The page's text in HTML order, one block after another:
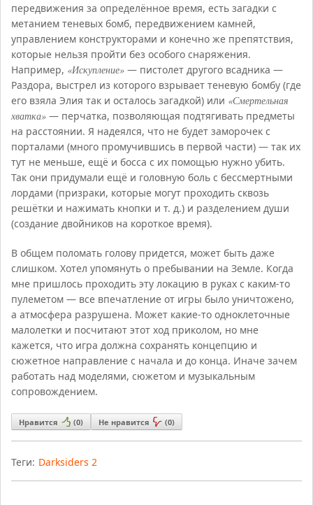
передвижения за определённое время, есть загадки с
метанием теневых бомб, передвижением камней,
управлением конструкторами и конечно же препятствия,
которые нельзя пройти без особого снаряжения.
Например, «Искупление» — пистолет другого всадника —
Раздора, выстрел из которого взрывает теневую бомбу (где
его взяла Элия так и осталось загадкой) или «Смертельная
хватка» — перчатка, позволяющая подтягивать предметы
на расстоянии. Я надеялся, что не будет заморочек с
порталами (много промучившись в первой части) — так их
тут не меньше, ещё и босса с их помощью нужно убить.
Так они придумали ещё и головную боль с бессмертными
лордами (призраки, которые могут проходить сквозь
решётки и нажимать кнопки и т. д.) и разделением души
(создание двойников на короткое время).
В общем поломать голову придется, может быть даже
слишком. Хотел упомянуть о пребывании на Земле. Когда
мне пришлось проходить эту локацию в руках с каким-то
пулеметом — все впечатление от игры было уничтожено,
а атмосфера разрушена. Может какие-то одноклеточные
малолетки и посчитают этот ход приколом, но мне
кажется, что игра должна сохранять концепцию и
сюжетное направление с начала и до конца. Иначе зачем
работать над моделями, сюжетом и музыкальным
сопровождением.
Нравится (0) Не нравится (0)
Теги: Darksiders 2